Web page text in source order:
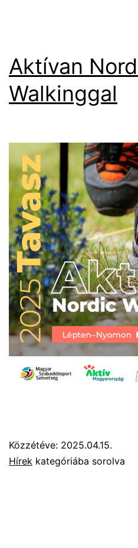
Aktívan
Walkinggal
Közzétéve: 2025.04.15.
Hírek kategóriába sorolva